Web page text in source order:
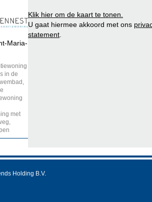
Maria-
in de
met
Klik hier om de kaart te tonen.
U gaat hiermee akkoord met ons
statement
Holding B.V.